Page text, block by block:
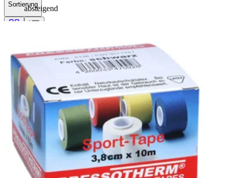
Sortierung
Filterung
absteigend